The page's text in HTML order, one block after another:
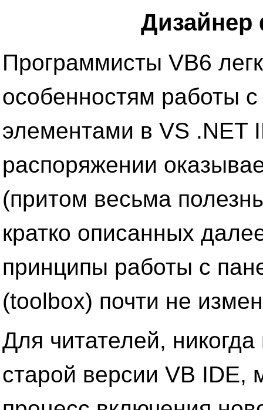
Программисты VB6
особенностям работы
элементами в VS .NET
распоряжении
(притом весьма
кратко описанных
принципы работы с
(toolbox) почти не
Для читателей,
старой версии VB IDE,